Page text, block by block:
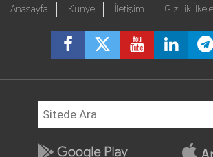
Anasayfa Künye İletişim Gizlilik